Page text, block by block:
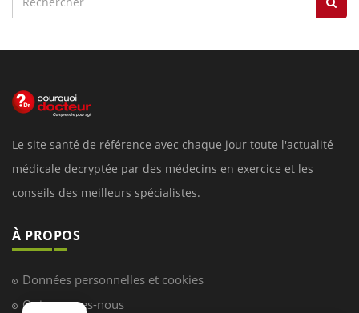
Le site santé de référence avec chaque jour toute l'actualité
médicale decryptée par des médecins en exercice et les
conseils des meilleurs spécialistes.
À PROPOS
Données personnelles et cookies
Qui sommes-nous